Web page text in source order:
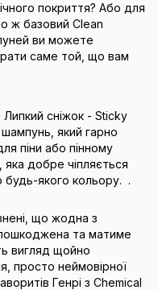
покриття? Або для
ж базовий Clean
ви можете
саме той, що вам
сніжок - Sticky
який гарно
піни або пінному
яка добре чіпляється
будь-якого кольору. .
що жодна з
та матиме
вигляд щойно
просто неймовірної
Генрі з Chemical